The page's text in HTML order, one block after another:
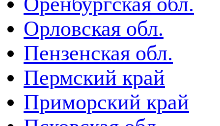
Орловская обл.
Пензенская обл.
Пермский край
Приморский край